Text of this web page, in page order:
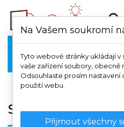
Samsung
Samsung Galaxy
Na Vašem soukromí
Tyto webové stránky ukládají v
vaše zařízení soubory, obecně
Odsouhlaste prosím
použití webu.
Přijmout všechny